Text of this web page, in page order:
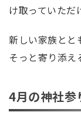
け取っていただ
新しい家族とと
そっと寄り添え
4月の神社参